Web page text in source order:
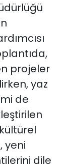
projeler
yaz
de
yeni
dile